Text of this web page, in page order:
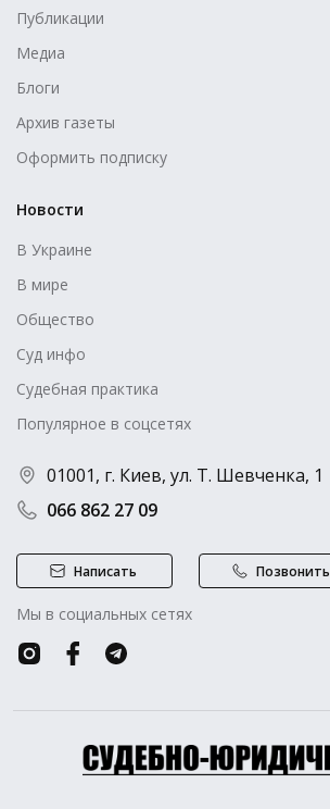
Публикации
Медиа
Блоги
Архив газеты
Оформить подписку
Новости
В Украине
В мире
Общество
Суд инфо
Судебная практика
Популярное в соцсетях
066 862 27 09
01001, г. Киев, ул. Т. Шевченка, 1
Написать Позвонить
Мы в социальных сетях